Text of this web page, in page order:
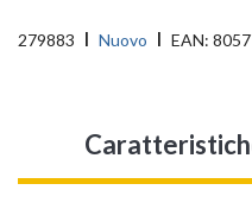
279883 Nuovo EAN: